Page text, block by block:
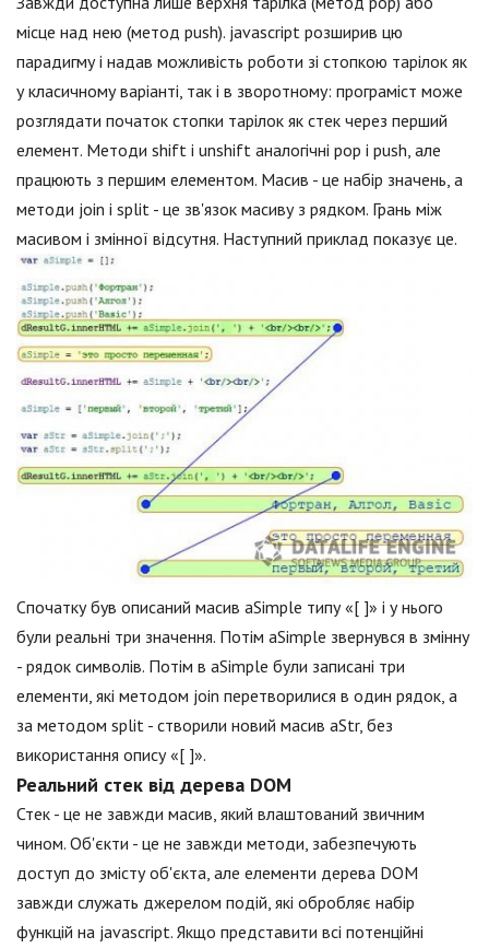
місце над нею (метод push). jаvascript розширив цю
парадигму і надав можливість роботи зі стопкою тарілок як
у класичному варіанті, так і в зворотному: програміст може
розглядати початок стопки тарілок як стек через перший
елемент. Методи shift і unshift аналогічні pop і push, але
працюють з першим елементом. Масив - це набір значень, а
методи join і split - це зв'язок масиву з рядком. Грань між
масивом і змінної відсутня. Наступний приклад показує це.
Спочатку був описаний масив aSimple типу «[ ]» і у нього
були реальні три значення. Потім aSimple звернувся в змінну
- рядок символів. Потім в aSimple були записані три
елементи, які методом join перетворилися в один рядок, а
за методом split - створили новий масив aStr, без
використання опису «[ ]».
Реальний стек від дерева DOM
Стек - це не завжди масив, який влаштований звичним
чином. Об'єкти - це не завжди методи, забезпечують
доступ до змісту об'єкта, але елементи дерева DOM
завжди служать джерелом подій, які обробляє набір
функцій на jаvascript. Якщо представити всі потенційні